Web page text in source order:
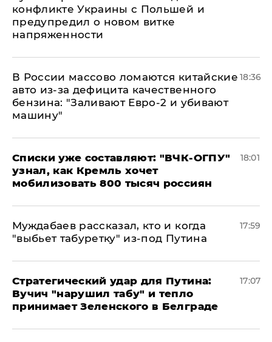
конфликте Украины с Польшей и
предупредил о новом витке
напряженности
В России массово ломаются китайские
авто из-за дефицита качественного
бензина: "Заливают Евро-2 и убивают
машину"
18:36
Списки уже составляют: "ВЧК-ОГПУ"
узнал, как Кремль хочет
мобилизовать 800 тысяч россиян
18:01
Муждабаев рассказал, кто и когда
"выбьет табуретку" из-под Путина
17:59
Стратегический удар для Путина:
Вучич "нарушил табу" и тепло
принимает Зеленского в Белграде
17:07